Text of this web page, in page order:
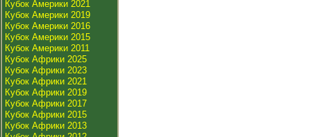
Кубок Америки 2021
Кубок Америки 2019
Кубок Америки 2016
Кубок Америки 2015
Кубок Америки 2011
Кубок Африки 2025
Кубок Африки 2023
Кубок Африки 2021
Кубок Африки 2019
Кубок Африки 2017
Кубок Африки 2015
Кубок Африки 2013